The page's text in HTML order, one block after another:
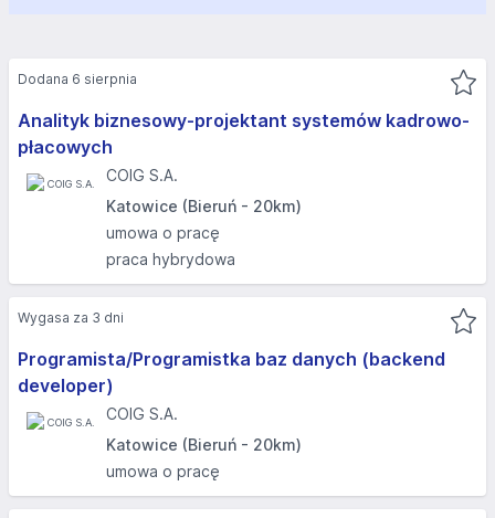
Analityk biznesowy-projektant systemów kadrowo-
płacowych
COIG S.A.
Katowice (Bieruń - 20km)
umowa o pracę
praca hybrydowa
Dodana 6 sierpnia
Programista/Programistka baz danych (backend
developer)
COIG S.A.
Katowice (Bieruń - 20km)
umowa o pracę
Wygasa za 3 dni